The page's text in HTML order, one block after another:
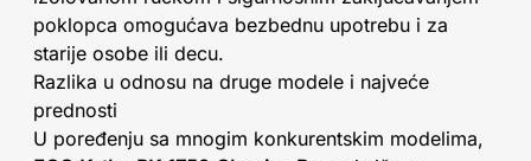
poklopca omogućava bezbednu upotrebu i za
starije osobe ili decu.
Razlika u odnosu na druge modele i najveće
prednosti
U poređenju sa mnogim konkurentskim modelima,